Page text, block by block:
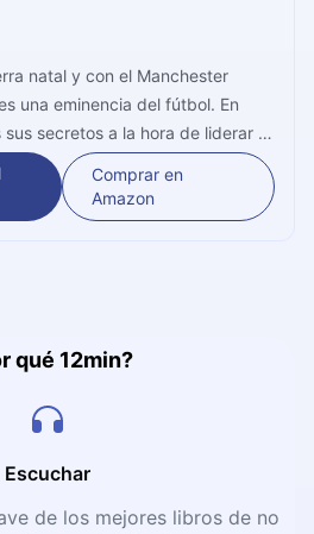
natal y con el Manchester
una eminencia del fútbol. En
secretos a la hora de liderar y
hora de aprender del maestro.
Comprar en
Amazon
qué 12min?
Escuchar
de los mejores libros de no